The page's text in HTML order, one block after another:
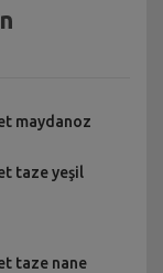
maydanoz
taze yeşil
taze nane